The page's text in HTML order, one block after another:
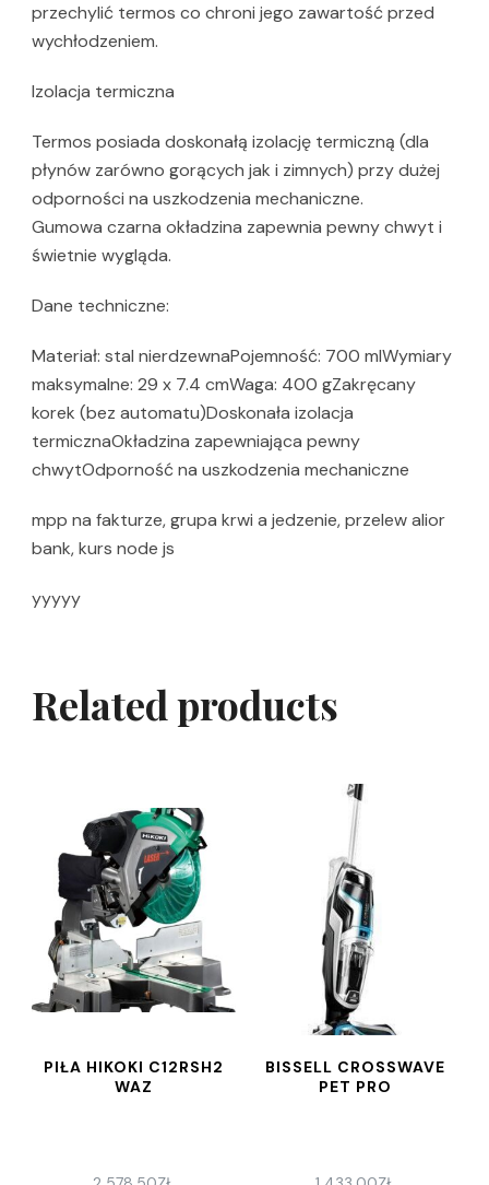
przechylić termos co chroni jego zawartość przed
wychłodzeniem.
Izolacja termiczna
Termos posiada doskonałą izolację termiczną (dla
płynów zarówno gorących jak i zimnych) przy dużej
odporności na uszkodzenia mechaniczne.
Gumowa czarna okładzina zapewnia pewny chwyt i
świetnie wygląda.
Dane techniczne:
Materiał: stal nierdzewnaPojemność: 700 mlWymiary
maksymalne: 29 x 7.4 cmWaga: 400 gZakręcany
korek (bez automatu)Doskonała izolacja
termicznaOkładzina zapewniająca pewny
chwytOdporność na uszkodzenia mechaniczne
mpp na fakturze, grupa krwi a jedzenie, przelew alior
bank, kurs node js
yyyyy
Related products
PIŁA HIKOKI C12RSH2
WAZ
BISSELL CROSSWAVE
PET PRO